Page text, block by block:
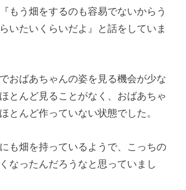
もう畑をするのも容易でないからう
いたいくらいだよ』と話をしていま
おばあちゃんの姿を見る機会が少な
とんど見ることがなく、おばあちゃ
とんど作っていない状態でした。
も畑を持っているようで、こっちの
なったんだろうなと思っていまし